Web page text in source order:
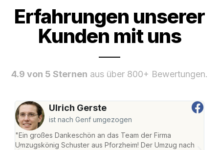
Erfahrungen unserer
Kunden mit uns
4.9 von 5 Sternen aus über 800+ Bewertungen.
Ulrich Gerste
ist nach Genf umgezogen
"Ein großes Dankeschön an das Team der Firma
Umzugskönig Schuster aus Pforzheim! Der Umzug nach